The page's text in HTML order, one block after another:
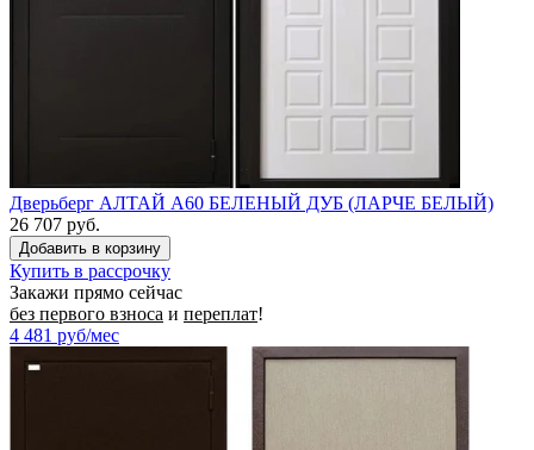
Дверьберг АЛТАЙ А60 БЕЛЕНЫЙ ДУБ (ЛАРЧЕ БЕЛЫЙ)
26 707 руб.
Купить в рассрочку
Закажи прямо сейчас
без первого взноса и переплат!
4 481 руб/мес